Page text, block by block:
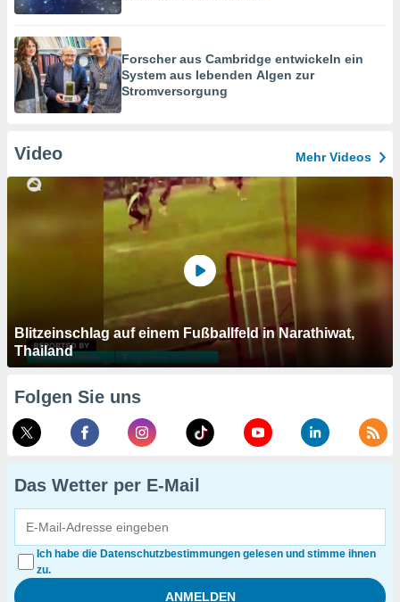
Forscher aus Cambridge entwickeln ein
System aus lebenden Algen zur
Stromversorgung
Video Mehr Videos
Blitzeinschlag auf einem Fußballfeld in Narathiwat,
Thailand
Folgen Sie uns
Das Wetter per E-Mail
Ich habe die Datenschutzbestimmungen gelesen und stimme ihnen
zu.